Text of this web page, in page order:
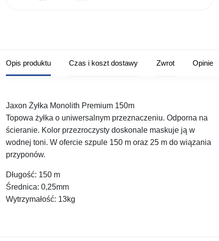
Opis produktu Czas i koszt dostawy Zwrot Opinie
Jaxon Żyłka Monolith Premium 150m
Topowa żyłka o uniwersalnym przeznaczeniu. Odporna na
ścieranie. Kolor przezroczysty doskonale maskuje ją w
wodnej toni. W ofercie szpule 150 m oraz 25 m do wiązania
przyponów.
Długość: 150 m
Średnica: 0,25mm
Wytrzymałość: 13kg